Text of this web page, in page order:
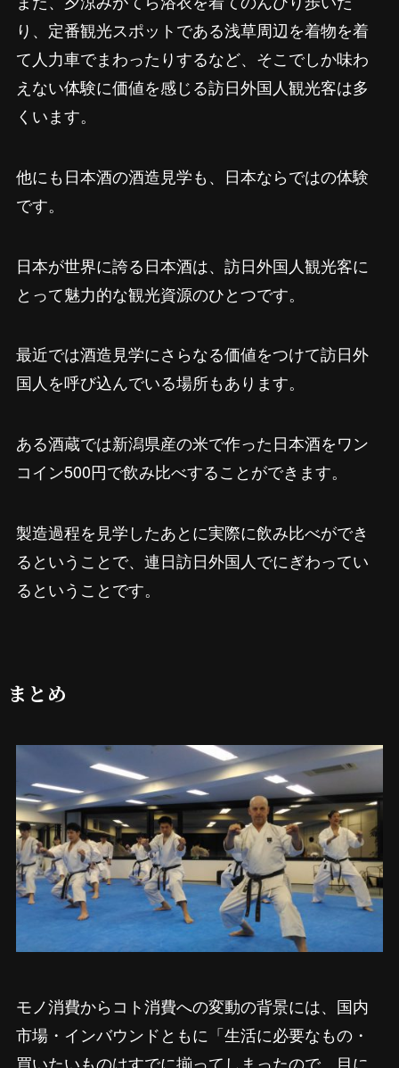
り、定番観光スポットである浅草周辺を着物を着
て人力車でまわったりするなど、そこでしか味わ
えない体験に価値を感じる訪日外国人観光客は多
くいます。
他にも日本酒の酒造見学も、日本ならではの体験
です。
日本が世界に誇る日本酒は、訪日外国人観光客に
とって魅力的な観光資源のひとつです。
最近では酒造見学にさらなる価値をつけて訪日外
国人を呼び込んでいる場所もあります。
ある酒蔵では新潟県産の米で作った日本酒をワン
コイン500円で飲み比べすることができます。
製造過程を見学したあとに実際に飲み比べができ
るということで、連日訪日外国人でにぎわってい
るということです。
まとめ
モノ消費からコト消費への変動の背景には、国内
市場・インバウンドともに「生活に必要なもの・
買いたいものはすでに揃ってしまったので、目に